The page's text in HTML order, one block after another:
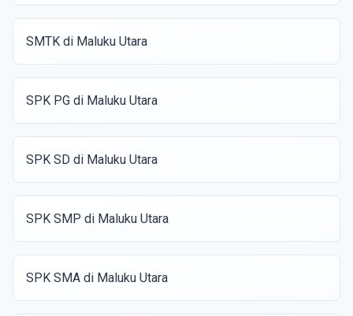
SMTK di Maluku Utara
SPK PG di Maluku Utara
SPK SD di Maluku Utara
SPK SMP di Maluku Utara
SPK SMA di Maluku Utara